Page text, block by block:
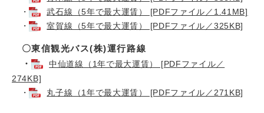
・
武石線（5年で最大運賃） [PDFファイル／1.41MB]
・
室賀線（5年で最大運賃） [PDFファイル／325KB]
〇東信観光バス(株)運行路線
・
中仙道線（1年で最大運賃） [PDFファイル／
274KB]
・
丸子線（1年で最大運賃） [PDFファイル／271KB]